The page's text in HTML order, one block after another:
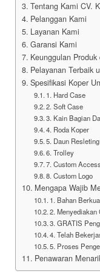
Tentang Kami CV.
Pelanggan Kami
Layanan Kami
Garansi Kami
Keunggulan
Pelayanan Terbaik
Spesifikasi Koper
1. Hard Case
2. Soft Case
3. Kain Bagian
4. Roda Koper
5. Daun Resleting
6. Trolley
7. Custom
8. Custom Logo
Mengapa Wajib
1. Bahan
2. Menyediakan
3. GRATIS
4. Telah
5. Proses
Penawaran